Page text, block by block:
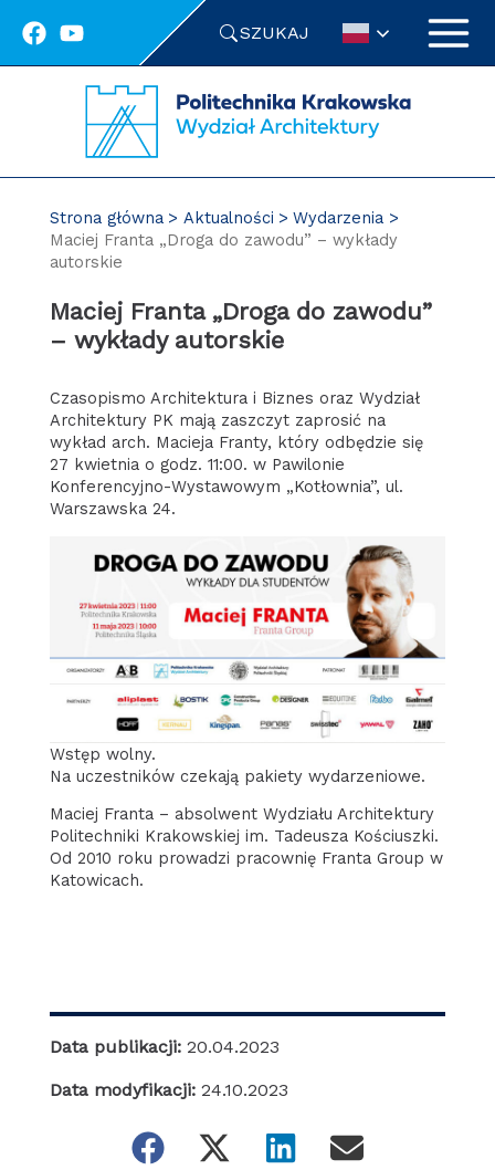
SZUKAJ
Strona główna Aktualności
Wydarzenia
Maciej Franta „Droga do zawodu” – wykłady
autorskie
Maciej Franta „Droga do zawodu”
– wykłady autorskie
Czasopismo Architektura i Biznes oraz Wydział
Architektury PK mają zaszczyt zaprosić na
wykład arch. Macieja Franty, który odbędzie się
27 kwietnia o godz. 11:00. w Pawilonie
Konferencyjno-Wystawowym „Kotłownia”, ul.
Warszawska 24.
Wstęp wolny.
Na uczestników czekają pakiety wydarzeniowe.
Maciej Franta – absolwent Wydziału Architektury
Politechniki Krakowskiej im. Tadeusza Kościuszki.
Od 2010 roku prowadzi pracownię Franta Group w
Katowicach.
Data publikacji: 20.04.2023
Data modyfikacji: 24.10.2023